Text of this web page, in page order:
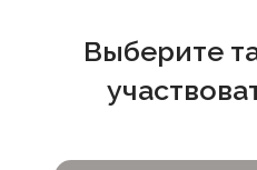
Выберите